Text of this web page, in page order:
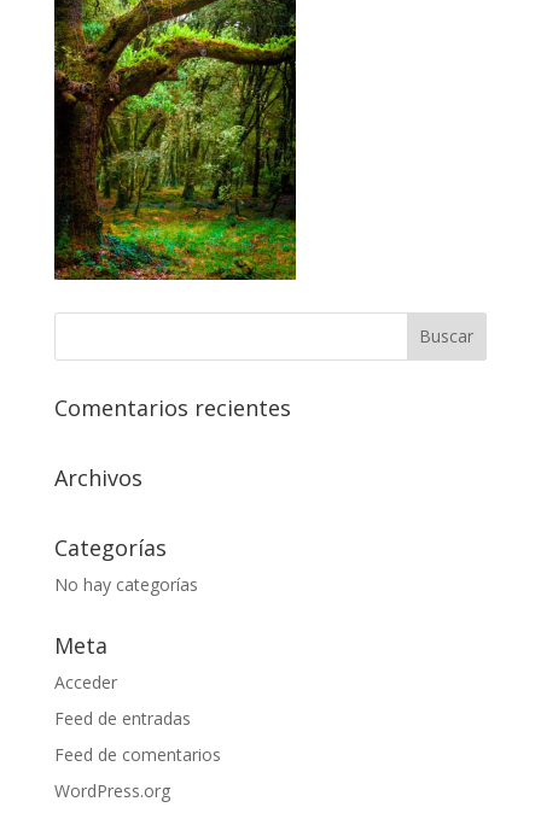
Comentarios recientes
Archivos
Categorías
No hay categorías
Meta
Acceder
Feed de entradas
Feed de comentarios
WordPress.org